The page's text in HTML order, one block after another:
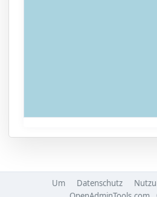
Um Datenschutz